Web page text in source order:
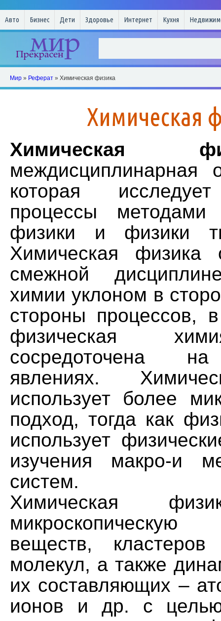
Авто Бизнес Дети Здоровье Интернет Кухня
Мир » Реферат » Химическая физика
Химическая
Химическая
междисциплинарная
которая
процессы методами
физики и физики
Химическая физика
смежной
химии уклоном в
стороны процессов,
физическая
сосредоточена
явлениях.
использует более
подход, тогда как
использует
изучения макро-и
систем.
Химическая
веществ,
молекул, а также
их составляющих –
ионов и др. с